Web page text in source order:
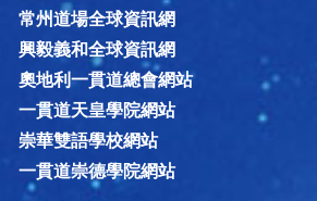
常州道場全球資訊網
興毅義和全球資訊網
奧地利一貫道總會網站
一貫道天皇學院網站
崇華雙語學校網站
一貫道崇德學院網站